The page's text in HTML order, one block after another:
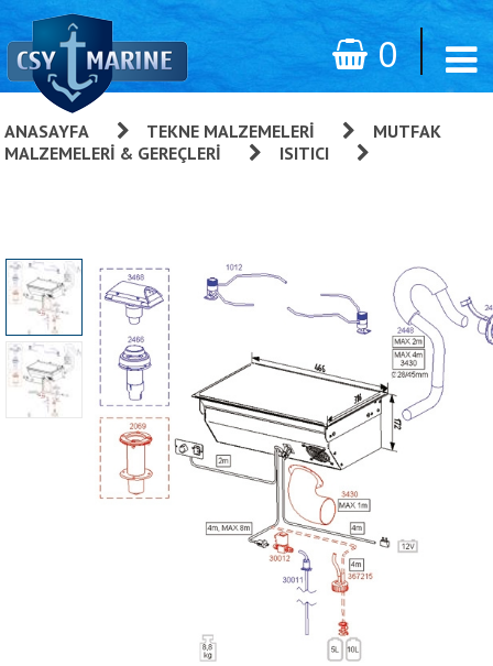
0
ANASAYFA TEKNE MALZEMELERI
MUTFAK
MALZEMELERI & GEREÇLERI
ISITICI